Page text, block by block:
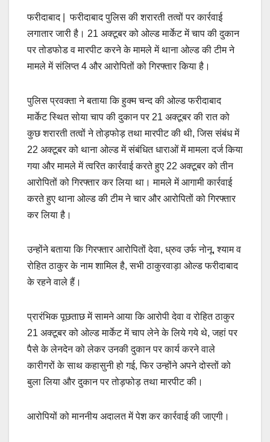
फरीदाबाद | फरीदाबाद पुलिस की शरारती तत्वों पर कार्रवाई
लगातार जारी है। 21 अक्टूबर को ओल्ड मार्केट में चाप की दुकान
पर तोडफोड व मारपीट करने के मामले में थाना ओल्ड की टीम ने
मामले में संलिप्त 4 और आरोपितों को गिरफ्तार किया है।
पुलिस प्रवक्ता ने बताया कि हुक्म चन्द की ओल्ड फरीदाबाद
मार्केट स्थित सोया चाप की दुकान पर 21 अक्टूबर की रात को
कुछ शरारती तत्वों ने तोड़फोड़ तथा मारपीट की थी, जिस संबंध में
22 अक्टूबर को थाना ओल्ड में संबंधित धाराओं में मामला दर्ज किया
गया और मामले में त्वरित कार्रवाई करते हुए 22 अक्टूबर को तीन
आरोपितों को गिरफ्तार कर लिया था। मामले में आगामी कार्रवाई
करते हुए थाना ओल्ड की टीम ने चार और आरोपितों को गिरफ्तार
कर लिया है।
उन्होंने बताया कि गिरफ्तार आरोपितों देवा, ध्रुव उर्फ नोनू, श्याम व
रोहित ठाकुर के नाम शामिल है, सभी ठाकुरवाड़ा ओल्ड फरीदाबाद
के रहने वाले हैं।
प्रारंभिक पूछताछ में सामने आया कि आरोपी देवा व रोहित ठाकुर
21 अक्टूबर को ओल्ड मार्केट में चाप लेने के लिये गये थे, जहां पर
पैसे के लेनदेन को लेकर उनकी दुकान पर कार्य करने वाले
कारीगरों के साथ कहासुनी हो गई, फिर उन्होंने अपने दोस्तों को
बुला लिया और दुकान पर तोड़फोड़ तथा मारपीट की।
आरोपियों को माननीय अदालत में पेश कर कार्रवाई की जाएगी।